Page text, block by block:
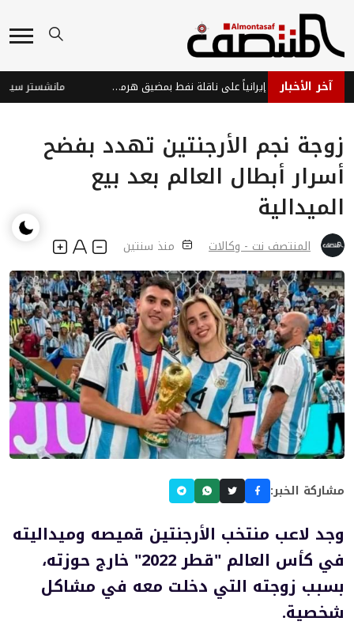
آخر الأخبار الإمارات تدين هجوماً إيرانياً على ناقلة نفط بمضيق هرمز وتؤكد تهديده لأمن الطاقة العالمي
زوجة نجم الأرجنتين تهدد بفضح
أسرار أبطال العالم بعد بيع
الميدالية
المنتصف نت - وكالات منذ سنتين
مشاركة الخبر:
وجد لاعب منتخب الأرجنتين قميصه وميداليته
في كأس العالم "قطر 2022" خارج حوزته،
بسبب زوجته التي دخلت معه في مشاكل
شخصية.